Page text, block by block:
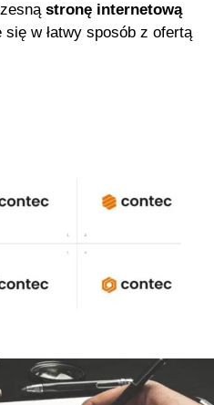
stronę internetową
w łatwy sposób z ofertą